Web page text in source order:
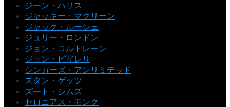
ジーン・ハリス
ジャッキー・マクリーン
ジャック・ルーシェ
ジュリー・ロンドン
ジョン・コルトレーン
ジョン・ピザレリ
シンガーズ・アンリミテッド
スタン・ゲッツ
ズート・シムズ
セロニアス・モンク